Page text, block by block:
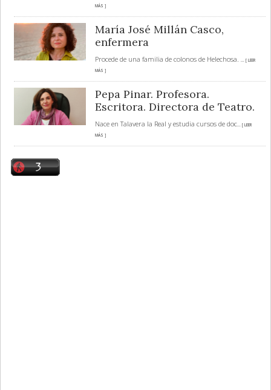
MÁS ]
María José Millán Casco,
enfermera
Procede de una familia de colonos de Helechosa. ... [ LEER
MÁS ]
Pepa Pinar. Profesora.
Escritora. Directora de Teatro.
Nace en Talavera la Real y estudia cursos de doc... [ LEER
MÁS ]